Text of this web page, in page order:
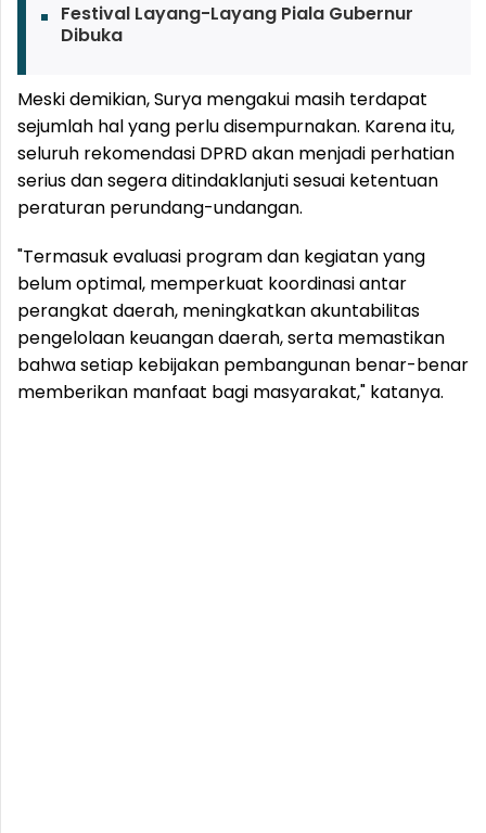
Festival Layang-Layang Piala Gubernur
Dibuka
Meski demikian, Surya mengakui masih terdapat
sejumlah hal yang perlu disempurnakan. Karena itu,
seluruh rekomendasi DPRD akan menjadi perhatian
serius dan segera ditindaklanjuti sesuai ketentuan
peraturan perundang-undangan.
"Termasuk evaluasi program dan kegiatan yang
belum optimal, memperkuat koordinasi antar
perangkat daerah, meningkatkan akuntabilitas
pengelolaan keuangan daerah, serta memastikan
bahwa setiap kebijakan pembangunan benar-benar
memberikan manfaat bagi masyarakat," katanya.